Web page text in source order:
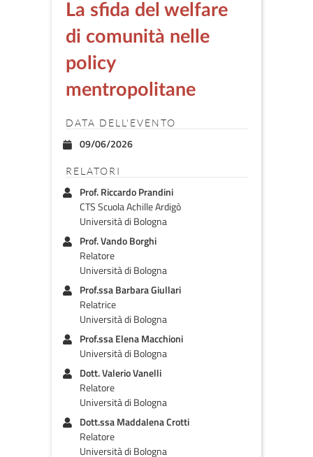
La sfida del welfare
di comunità nelle
policy
mentropolitane
DATA DELL'EVENTO
09/06/2026
RELATORI
Prof. Riccardo Prandini
CTS Scuola Achille Ardigò
Università di Bologna
Prof. Vando Borghi
Relatore
Università di Bologna
Prof.ssa Barbara Giullari
Relatrice
Università di Bologna
Prof.ssa Elena Macchioni
Università di Bologna
Dott. Valerio Vanelli
Relatore
Università di Bologna
Dott.ssa Maddalena Crotti
Relatore
Università di Bologna